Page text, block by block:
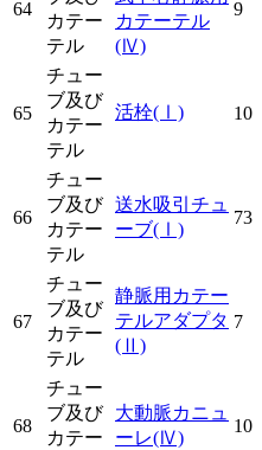
64
カテー
テル
カテーテル
(Ⅳ)
9
65
チュー
ブ及び
カテー
テル
活栓(Ⅰ) 10
66
チュー
ブ及び
カテー
テル
送水吸引チュ
ーブ(Ⅰ)
73
67
チュー
ブ及び
カテー
テル
静脈用カテー
テルアダプタ
(Ⅱ)
7
68
チュー
ブ及び
カテー
大動脈カニュ
ーレ(Ⅳ)
10